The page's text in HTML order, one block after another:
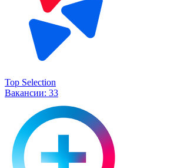
Top Selection
Вакансии: 33